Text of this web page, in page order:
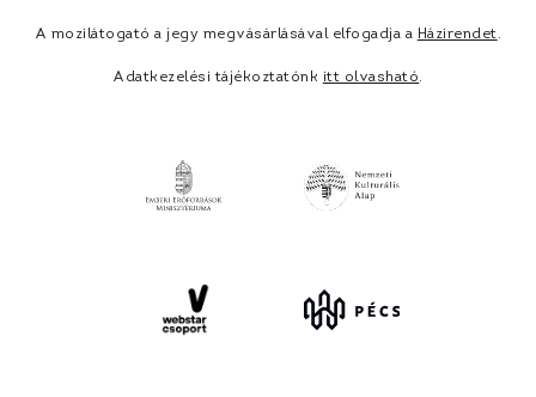
A mozilátogató a jegy megvásárlásával elfogadja a Házirendet.
Adatkezelési tájékoztatónk itt olvasható.